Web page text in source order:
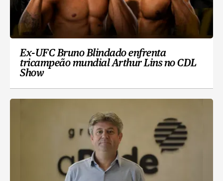
Ex-UFC Bruno Blindado enfrenta
tricampeão mundial Arthur Lins no CDL
Show